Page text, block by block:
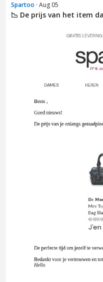
Spartoo · Aug 05
📉 De prijs van het item